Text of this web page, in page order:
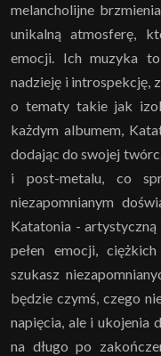
melancholijne
unikalną atmosferę,
emocji. Ich muzyka
nadzieję i introspekcję,
o tematy takie jak
każdym albumem,
dodając do swojej
i post-metalu, co
niezapomnianym
Katatonia -
pełen emocji,
szukasz
będzie czymś, czego
napięcia, ale i ukojenia
na długo po